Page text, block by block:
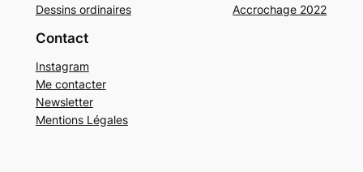
Dessins ordinaires
Accrochage 2022
Contact
Instagram
Me contacter
Newsletter
Mentions Légales